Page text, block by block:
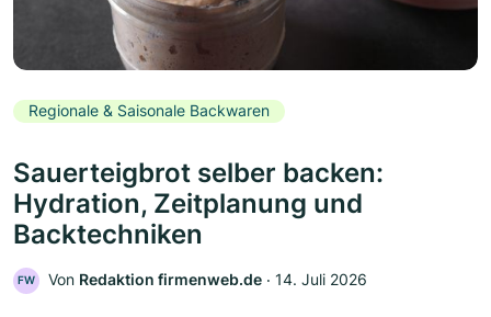
Regionale & Saisonale Backwaren
Sauerteigbrot selber backen:
Hydration, Zeitplanung und
Backtechniken
FW Von Redaktion firmenweb.de ‧ 14. Juli 2026